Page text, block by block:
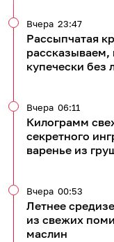
Рассыпчатая
рассказываем,
купечески без
Вчера 23:47
Килограмм
секретного
варенье из
Вчера 06:11
Летнее
из свежих
маслин
Вчера 00:53